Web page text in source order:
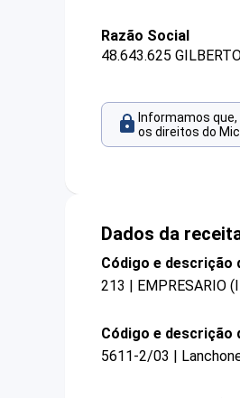
Razão Social
48.643.625
Informamos
os direitos do
Dados da
Código e descrição
213 | EMPRESARIO
Código e descrição
5611-2/03 |